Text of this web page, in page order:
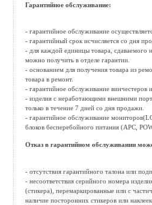
Гарантийное обслуживание:
- гарантийное обслуживание
- гарантийный срок исчисляется со дня
- для каждой единицы товара, сдаваемого
можно получить в отделе гарантии.
- oснованием для получения товара из
товара в ремонт.
- гарантийное обслуживание винчестеров
- изделия с неработающими внешними
только в течение 7 дней со дня продажи.
- гарантийное обслуживание
блоков бесперебойного питания (APC,
Отказ в гарантийном обслуживании
- отсутствия гарантийного талона или
- несоответствия серийного номера
(стикера), перемаркированные или с
наличие посторонних стикеров или